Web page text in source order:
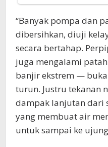
“Banyak pompa dan
dibersihkan, diuji
secara bertahap.
juga mengalami
banjir ekstrem —
turun. Justru tekanan
dampak lanjutan dari
yang membuat air
untuk sampai ke